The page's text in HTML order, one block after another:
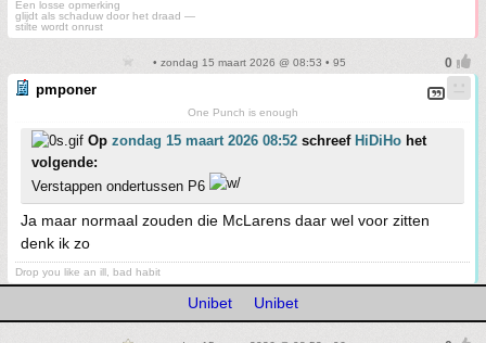
Een losse opmerking
glijdt als schaduw door het draad —
stilte wordt onrust
• zondag 15 maart 2026 @ 08:53 • 95
pmponer
One Punch is enough
Op zondag 15 maart 2026 08:52 schreef HiDiHo het
volgende:
Verstappen ondertussen P6
Ja maar normaal zouden die McLarens daar wel voor zitten
denk ik zo
Drop you like an ill, bad habit
Unibet Unibet